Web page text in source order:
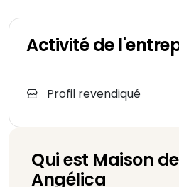
Activité de
Profil revendiqué
Qui est Maison
Angélica